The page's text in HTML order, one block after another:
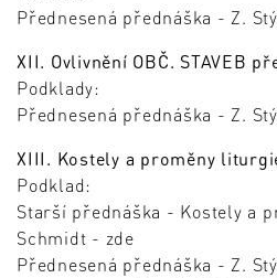
Přednesená přednáška - Z.
XII. Ovlivnění OBČ. STAVEB
Podklady:
Přednesená přednáška - Z.
XIII. Kostely a proměny
Podklad:
Starší přednáška - Kostely a
Schmidt - zde
Přednesená přednáška - Z.